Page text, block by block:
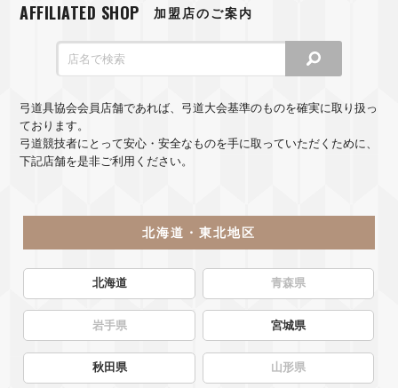
AFFILIATED SHOP 加盟店のご案内
弓道具協会会員店舗であれば、弓道大会基準のものを確実に取り扱っ
ております。
弓道競技者にとって安心・安全なものを手に取っていただくために、
下記店舗を是非ご利用ください。
北海道・東北地区
北海道 青森県
岩手県 宮城県
秋田県 山形県